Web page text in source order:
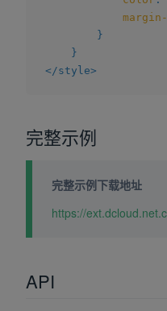
}
}
</style>
完整示例
完整示例下载地址
https://
API